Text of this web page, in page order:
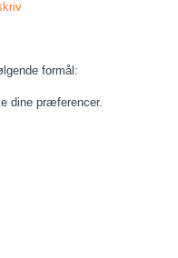
formål:
dine præferencer.